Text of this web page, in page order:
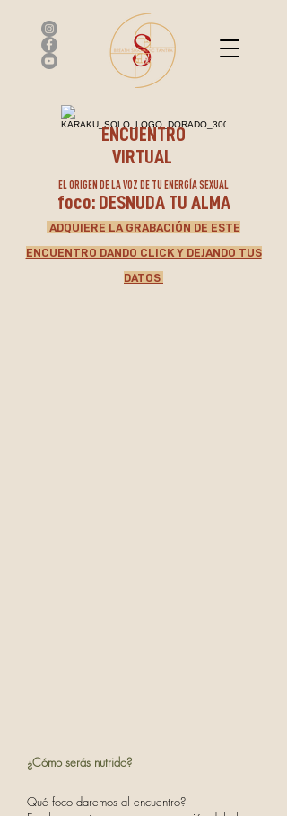
ENCUENTRO
VIRTUAL
EL ORIGEN DE LA VOZ DE TU ENERGÍA SEXUAL
foco: DESNUDA TU ALMA
ADQUIERE LA GRABACIÓN DE ESTE
ENCUENTRO DANDO CLICK Y DEJANDO TUS
DATOS
¿Cómo serás nutrido?
Qué foco daremos al encuentro?